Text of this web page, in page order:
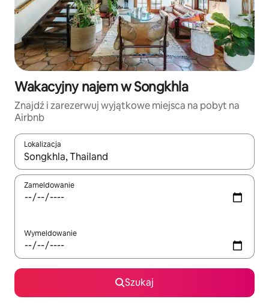
Wakacyjny najem w Songkhla
Znajdź i zarezerwuj wyjątkowe miejsca na pobyt na
Airbnb
Lokalizacja
Gdy wyniki będą dostępne, możesz poruszać się po nich za
Zameldowanie
Wymeldowanie
Szukaj